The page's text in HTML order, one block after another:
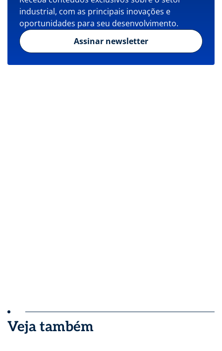
industrial, com as principais inovações e
oportunidades para seu desenvolvimento.
Assinar newsletter
Veja também